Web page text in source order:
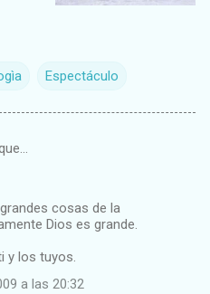
Espectáculo
cosas de la
Dios es grande.
y los tuyos.
a las 20:32